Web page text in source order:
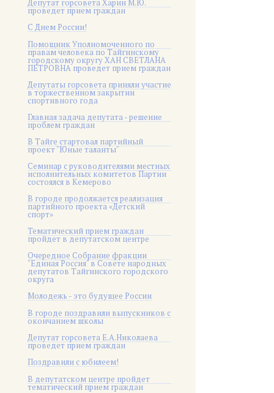
Депутат горсовета Харин М.Ю.
проведет прием граждан
С Днем России!
Помощник Уполномоченного по
правам человека по Тайгинскому
городскому округу ХАН СВЕТЛАНА
ПЕТРОВНА проведет прием граждан
Депутаты горсовета приняли участие
в торжественном закрытии
спортивного года
Главная задача депутата - решение
проблем граждан
В Тайге стартовал партийный
проект "Юные таланты"
Семинар с руководителями местных
исполнительных комитетов Партии
состоялся в Кемерово
В городе продолжается реализация
партийного проекта «Детский
спорт»
Тематический прием граждан
пройдет в депутатском центре
Очередное Собрание фракции
"Единая Россия" в Совете народных
депутатов Тайгинского городского
округа
Молодежь - это будущее России
В городе поздравили выпускников с
окончанием школы
Депутат горсовета Е.А.Николаева
проведет прием граждан
Поздравили с юбилеем!
В депутатском центре пройдет
тематический прием граждан